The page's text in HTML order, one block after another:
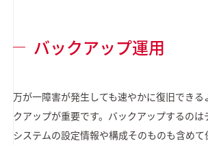
バックアップ運用
万が一障害が発生しても速やかに復旧できる
クアップが重要です。バックアップするのは
システムの設定情報や構成そのものも含めて